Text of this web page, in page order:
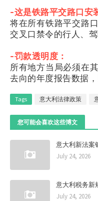
-这是铁路平交路口安
将在所有铁路平交路
交叉口禁令的行人、
-罚款透明度：
所有地方当局必须在
去向的年度报告数据
Tags 意大利法律政策
您可能会喜欢这些博文
意大利新法案
July 24, 2026
意大利税务新
July 24, 2026